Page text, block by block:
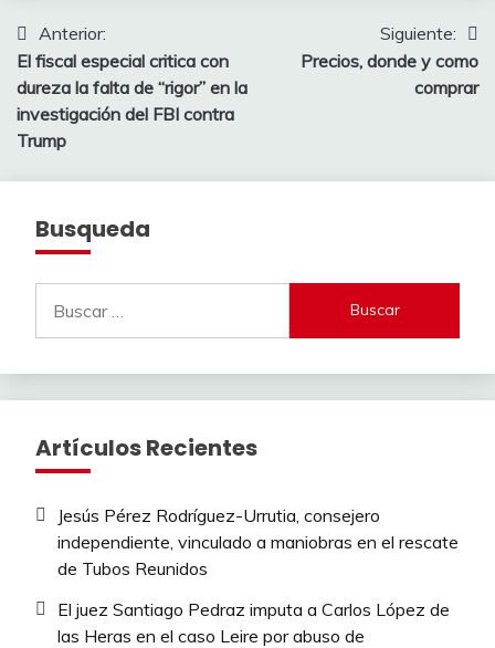
Navegación
de
entradas
Anterior:
El fiscal especial critica con
dureza la falta de “rigor” en la
investigación del FBI contra
Trump
Siguiente:
Precios, donde y como
comprar
Busqueda
Artículos Recientes
Jesús Pérez Rodríguez-Urrutia, consejero
independiente, vinculado a maniobras en el rescate
de Tubos Reunidos
El juez Santiago Pedraz imputa a Carlos López de
las Heras en el caso Leire por abuso de